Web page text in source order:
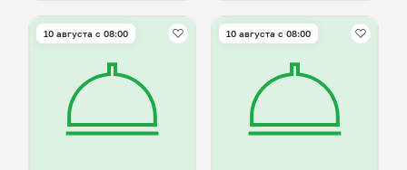
10 августа с 08:00 10 августа с 08:00